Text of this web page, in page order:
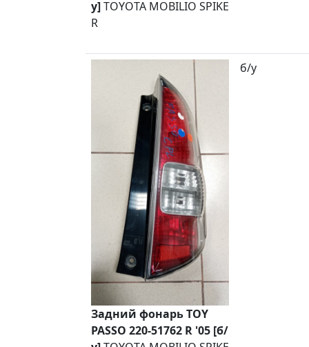
у]TOYOTA MOBILIO SPIKE
R
Задний фонарь TOY
PASSO 220-51762 R '05 [б/
б/у